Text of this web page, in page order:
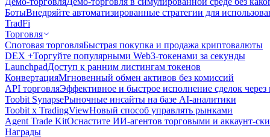
БотыВнедряйте автоматизированные стратегии для
TradFi
Торговля
Спотовая торговляБыстрая покупка и продажа криптовалюты
DEX +Торгуйте популярными Web3-токенами за секунды
LaunchpadДоступ к ранним листингам токенов
КонвертацияМгновенный обмен активов без комиссий
API торговляЭффективное и быстрое исполнение сделок
Toobit SynapseРыночные инсайты на базе AI-аналитики
Toobit x TradingViewНовый способ управлять рынками
Agent Trade KitОснастите ИИ-агентов торговыми и аккаунт-
Награды